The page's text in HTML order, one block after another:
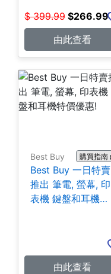
$ 399.99 $266.99
由此查看
Best Buy 購買指南
Best Buy 一日特賣
推出 筆電, 螢幕, 印
表機 鍵盤和耳機特
由此查看